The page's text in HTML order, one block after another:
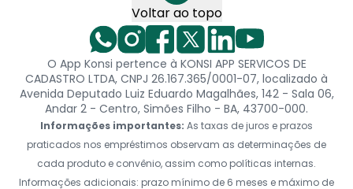
Voltar ao topo
O App Konsi pertence à KONSI APP SERVICOS DE
CADASTRO LTDA, CNPJ 26.167.365/0001-07, localizado à
Avenida Deputado Luiz Eduardo Magalhães, 142 - Sala 06,
Andar 2 - Centro, Simões Filho - BA, 43700-000.
Informações importantes: As taxas de juros e prazos
praticados nos empréstimos observam as determinações de
cada produto e convênio, assim como políticas internas.
Informações adicionais: prazo mínimo de 6 meses e máximo de